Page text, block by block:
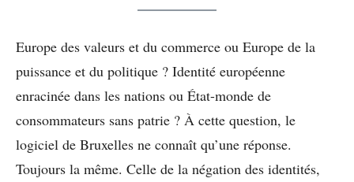
Europe des valeurs et du commerce ou Europe de la
puissance et du politique ? Identité européenne
enracinée dans les nations ou État-monde de
consommateurs sans patrie ? À cette question, le
logiciel de Bruxelles ne connaît qu’une réponse.
Toujours la même. Celle de la négation des identités,